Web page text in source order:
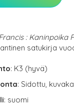
: Kaninpoika
satukirja
: K3 (hyvä)
: Sidottu,
: suomi